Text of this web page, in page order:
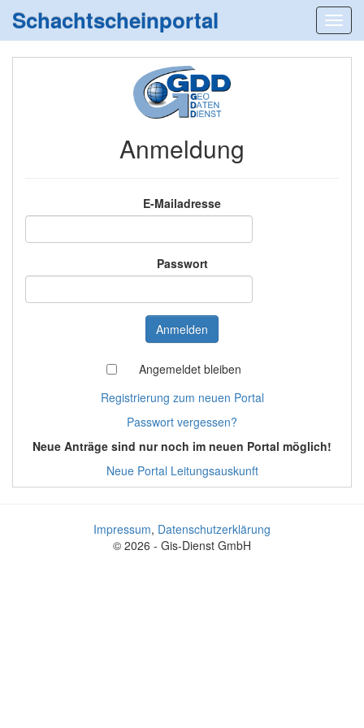
Schachtscheinportal
Anmeldung
E-Mailadresse
Passwort
Angemeldet bleiben
Registrierung zum neuen Portal
Passwort vergessen?
Neue Anträge sind nur noch im neuen Portal möglich!
Neue Portal Leitungsauskunft
Impressum, Datenschutzerklärung
© 2026 - Gis-Dienst GmbH